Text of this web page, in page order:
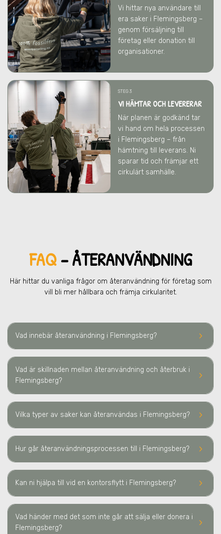
Vi hittar nya användare till
era saker i Flemingsberg –
genom försäljning till
företag eller donation till
organisationer.
STEG 3
VI HÄMTAR OCH LEVERERAR
När planen är godkänd tar
vi hand om hela processen
i Flemingsberg – från
hämtning till leverans. Ni
sparar tid och främjar ett
cirkulärt samhälle.
FAQ– ÅTERANVÄNDNING
Här hittar du vanliga frågor om återanvändning för företag som
vill bli mer hållbara och främja cirkularitet.
keyboard_arrow_right
Vad innebär återanvändning i Flemingsberg?
keyboard_arrow_right
Vad är skillnaden mellan återanvändning och återbruk i
Flemingsberg?
keyboard_arrow_right
Vilka typer av saker kan återanvändas i Flemingsberg?
keyboard_arrow_right
Hur går återanvändningsprocessen till i Flemingsberg?
keyboard_arrow_right
Kan ni hjälpa till vid en kontorsflytt i Flemingsberg?
keyboard_arrow_right
Vad händer med det som inte går att sälja eller donera i
Flemingsberg?